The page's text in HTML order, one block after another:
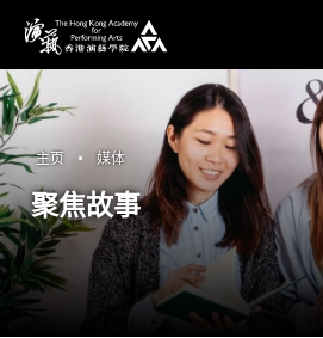
香港演艺学院
主页 媒体
聚焦故事